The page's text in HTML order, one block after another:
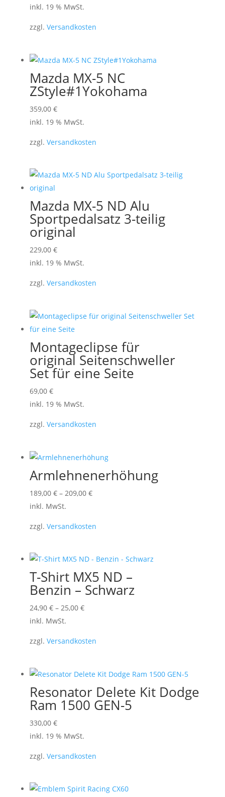
inkl. 19 % MwSt.
zzgl. Versandkosten
Mazda MX-5 NC
ZStyle#1Yokohama
359,00 €
inkl. 19 % MwSt.
zzgl. Versandkosten
Mazda MX-5 ND Alu
Sportpedalsatz 3-teilig
original
229,00 €
inkl. 19 % MwSt.
zzgl. Versandkosten
Montageclipse für
original Seitenschweller
Set für eine Seite
69,00 €
inkl. 19 % MwSt.
zzgl. Versandkosten
Armlehnenerhöhung
189,00 €– 209,00 €
auf.
Die
Optionen
können
inkl. MwSt.
zzgl. Versandkosten
T-Shirt MX5 ND –
Benzin – Schwarz
24,90 €– 25,00 €
auf.
Die
Optionen
können
inkl. MwSt.
zzgl. Versandkosten
Resonator Delete Kit Dodge
Ram 1500 GEN-5
330,00 €
inkl. 19 % MwSt.
zzgl. Versandkosten